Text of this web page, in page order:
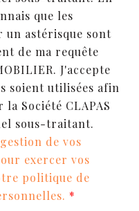
que les
un astérisque sont
de ma requête
J'accepte
soient utilisées afin
Société CLAPAS
sous-traitant.
de vos
exercer vos
politique de
*